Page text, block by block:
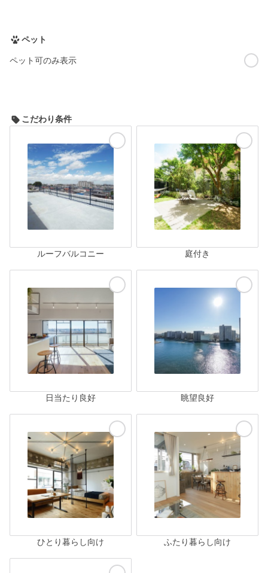
ペット
ペット可のみ表示
こだわり条件
ルーフバルコニー 庭付き
日当たり良好 眺望良好
ひとり暮らし向け ふたり暮らし向け